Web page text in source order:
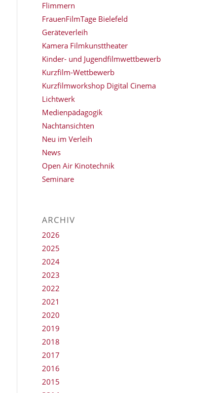
Flimmern
FrauenFilmTage Bielefeld
Geräteverleih
Kamera Filmkunsttheater
Kinder- und Jugendfilmwettbewerb
Kurzfilm-Wettbewerb
Kurzfilmworkshop Digital Cinema
Lichtwerk
Medienpädagogik
Nachtansichten
Neu im Verleih
News
Open Air Kinotechnik
Seminare
ARCHIV
2026
2025
2024
2023
2022
2021
2020
2019
2018
2017
2016
2015